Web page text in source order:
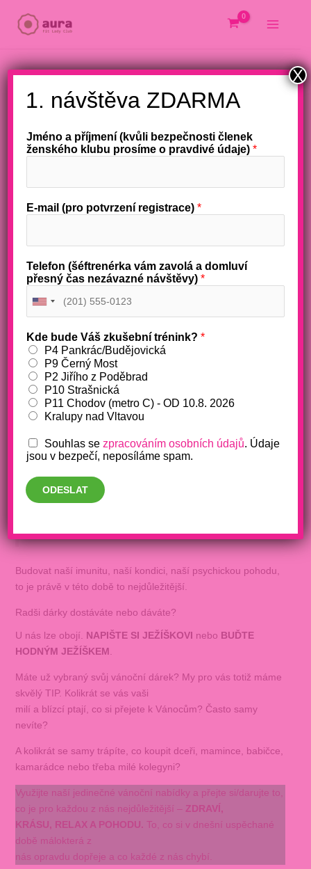
poslední chvíli
akce ,auraaqua ,fitko,kardio,
ženy, Výzva s Bárou,ženy
Akce!!
Nečekejte s předsevzetím na prosinec nebo leden,
Žijeme nyní v náročné době, nevíme, co nás čeká, ale jedno
Budovat naší imunitu, naší kondici, naší psychickou pohodu,
to je právě v této době to nejdůležitější.
Radši dárky dostáváte nebo dáváte?
U nás lze obojí. NAPIŠTE SI JEŽÍŠKOVI nebo BUĎTE
HODNÝM JEŽÍŠKEM
Máte už vybraný svůj vánoční dárek? My pro vás totiž máme
skvělý TIP. Kolikrát se vás vaši
milí a blízcí ptají, co si přejete k Vánocům? Často samy
nevíte?
A kolikrát se samy trápíte, co koupit dceři, mamince, babičce,
kamarádce nebo třeba milé kolegyni?
Využijte naší jedinečné vánoční nabídky a přejte si/darujte to,
co je pro každou z nás nejdůležitější – ZDRAVÍ,
KRÁSU, RELAX A POHODU. To, co si v dnešní uspěchané
době málokterá z
nás opravdu dopřeje a co každé z nás chybí.
1. návštěva ZDARMA
Jméno a příjmení (kvůli bezpečnosti členek
ženského klubu prosíme o pravdivé údaje)*
E-mail (pro potvrzení registrace)*
Telefon (šéftrenérka vám zavolá a domluví
přesný čas nezávazné návštěvy)*
Kde bude Váš zkušební trénink?*
P4 Pankrác/Budějovická
P9 Černý Most
P2 Jiřího z Poděbrad
P10 Strašnická
P11 Chodov (metro C) - OD 10.8. 2026
Kralupy nad Vltavou
Souhlas sezpracováním osobních údajů. Údaje
jsou v bezpečí, neposíláme spam.
ODESLAT
X